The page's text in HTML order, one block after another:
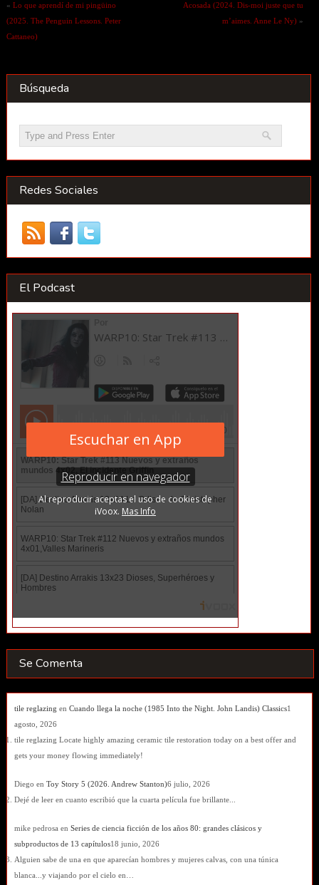
« Lo que aprendí de mi pingüino
(2025. The Penguin Lessons. Peter
Cattaneo)
Acosada (2024. Dis-moi juste que tu
m’aimes. Anne Le Ny) »
Búsqueda
Redes Sociales
El Podcast
Se Comenta
tile reglazing en Cuando llega la noche (1985 Into the Night. John Landis) Classics1
agosto, 2026
tile reglazing Locate highly amazing ceramic tile restoration today on a best offer and
gets your money flowing immediately!
Diego en Toy Story 5 (2026. Andrew Stanton)6 julio, 2026
Dejé de leer en cuanto escribió que la cuarta película fue brillante...
mike pedrosa en Series de ciencia ficción de los años 80: grandes clásicos y
subproductos de 13 capítulos18 junio, 2026
Alguien sabe de una en que aparecían hombres y mujeres calvas, con una túnica
blanca...y viajando por el cielo en…